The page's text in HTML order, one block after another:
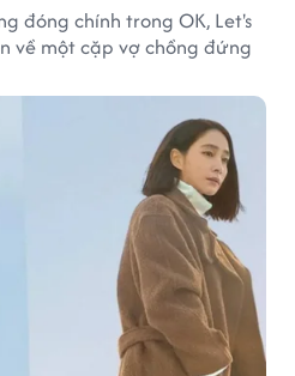
đóng chính trong OK, Let's
về một cặp vợ chồng đứng